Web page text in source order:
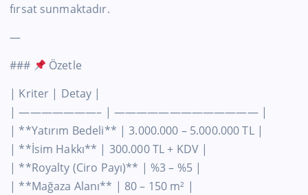
fırsat sunmaktadır.
—
###
Özetle
| Kriter | Detay |
| ———————– | ————————————— |
| **Yatırım Bedeli** | 3.000.000 – 5.000.000 TL |
| **İsim Hakkı** | 300.000 TL + KDV |
| **Royalty (Ciro Payı)** | %3 – %5 |
| **Mağaza Alanı** | 80 – 150 m² |